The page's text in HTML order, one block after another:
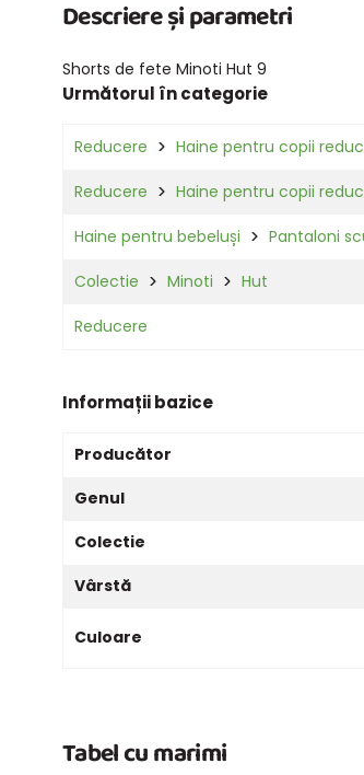
Descriere și parametri
Shorts de fete Minoti Hut 9
Următorul în categorie
Reducere Haine pentru copii
Reducere Haine pentru copii
Haine pentru bebeluși Pantaloni
Colectie Minoti Hut
Reducere
Informații bazice
Producător
Genul
Colectie
Vârstă
Culoare
Tabel cu marimi